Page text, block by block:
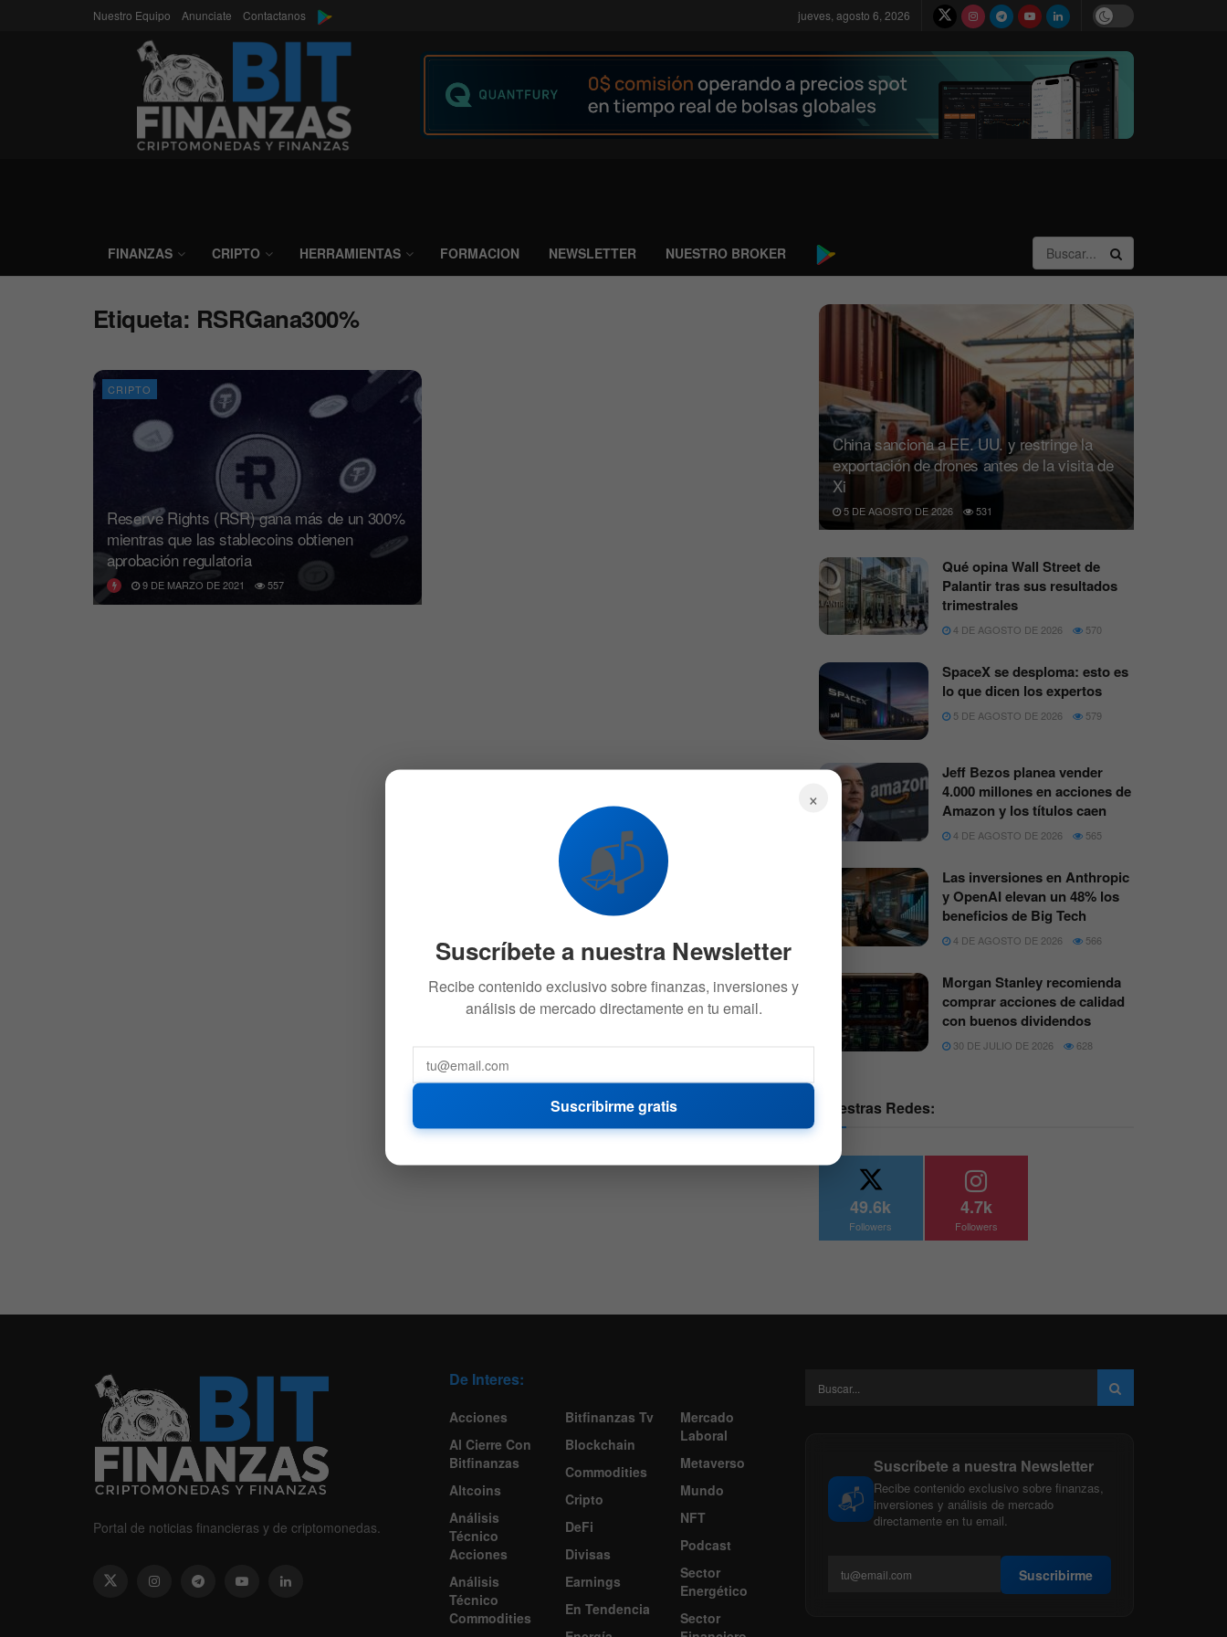
Nuestro Equipo Anunciate Contactanos jueves, agosto 6, 2026
FINANZAS CRIPTO HERRAMIENTAS FORMACION NEWSLETTER NUESTRO BROKER
Etiqueta: RSRGana300%
CRIPTO
Reserve Rights (RSR) gana más de un 300%
mientras que las stablecoins obtienen
aprobación regulatoria
9 DE MARZO DE 2021 557
China sanciona a EE. UU. y restringe la
exportación de drones antes de la visita de
Xi
5 DE AGOSTO DE 2026 531
Qué opina Wall Street de
Palantir tras sus resultados
trimestrales
4 DE AGOSTO DE 2026 570
SpaceX se desploma: esto es
lo que dicen los expertos
5 DE AGOSTO DE 2026 579
Jeff Bezos planea vender
4.000 millones en acciones de
Amazon y los títulos caen
4 DE AGOSTO DE 2026 565
Las inversiones en Anthropic
y OpenAI elevan un 48% los
beneficios de Big Tech
4 DE AGOSTO DE 2026 566
Morgan Stanley recomienda
comprar acciones de calidad
con buenos dividendos
30 DE JULIO DE 2026 628
Nuestras Redes:
49.6k
Followers
4.7k
Followers
Portal de noticias financieras y de criptomonedas.
De Interes:
Acciones
Al Cierre Con
Bitfinanzas
Altcoins
Análisis
Técnico
Acciones
Análisis
Técnico
Commodities
Bitfinanzas Tv
Blockchain
Commodities
Cripto
DeFi
Divisas
Earnings
En Tendencia
Mercado
Laboral
Metaverso
Mundo
NFT
Podcast
Sector
Energético
Sector
📬
Suscríbete a nuestra Newsletter
Recibe contenido exclusivo sobre finanzas,
inversiones y análisis de mercado
directamente en tu email.
Suscribirme
×
📬
Suscríbete a nuestra Newsletter
Recibe contenido exclusivo sobre finanzas, inversiones y
análisis de mercado directamente en tu email.
Suscribirme gratis